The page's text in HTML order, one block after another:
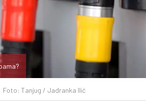
Foto: Tanjug / Jadranka Ilić